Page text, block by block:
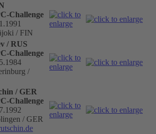
Challenge
/ FIN
/ RUS
Challenge
/
/ GER
Challenge
/ GER